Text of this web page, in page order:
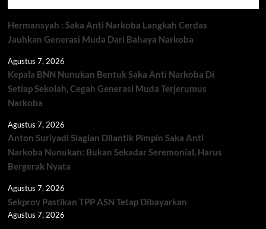
Hermansyah : Saka Anti Narkoba Langkah Cerdas
Jauhkan Generasi Muda Dari Bahaya Narkoba
Agustus 7, 2026
Kepala BNN Nunukan Bentuk Saka Anti Narkoba Di
Setiap Sekolah, Cegah Generasi Muda Terjerumus
Narkoba
Agustus 7, 2026
Anton Suriyadi Siagian Dilantik Pimpin Saka Anti
Narkoba Nunukan: Bukan Sekadar Seremonial, Harus
Bergerak Nyata
Agustus 7, 2026
Sekprov Pastikan TPP ASN Tetap Dibayarkan
Agustus 7, 2026